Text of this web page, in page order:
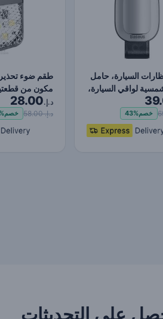
السيارة، حامل
لواقي السيارة،
خصم43%
طقم ضوء تحذير
مكون من
د.إ.28.00
د.إ. 58.00 خصم
على التحديثات